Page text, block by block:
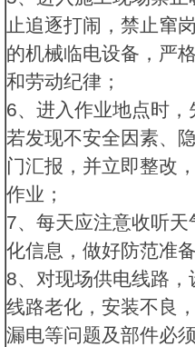
止追逐打闹，禁止窜
的机械临电设备，严
和劳动纪律；
6、进入作业地点时，
若发现不安全因素、
门汇报，并立即整改
作业；
7、每天应注意收听
化信息，做好防范准
8、对现场供电线路
线路老化，安装不良
漏电等问题及部件必